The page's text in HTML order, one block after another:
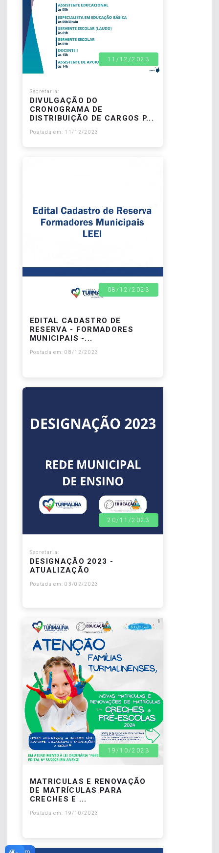
11/12/2023
Secretaria:
DIVULGAÇÃO DO
CRONOGRAMA DE
DISTRIBUIÇÃO DE CARGOS P...
Postada em: 11/12/2023
08/12/2023
EDITAL CADASTRO DE
RESERVA - FORMADORES
MUNICIPAIS -...
Postada em: 08/12/2023
20/11/2023
Secretaria:
DESIGNAÇÃO 2023 -
ATUALIZAÇÃO
Postada em: 03/02/2023
19/10/2023
MATRICULAS E RENOVAÇÃO
DE MATRÍCULAS PARA
CRECHES E ...
Postada em: 19/10/2023